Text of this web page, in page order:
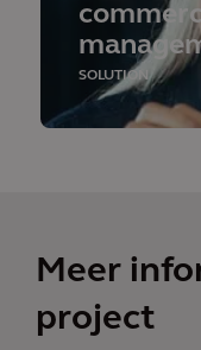
SOLUTION
Meer
project